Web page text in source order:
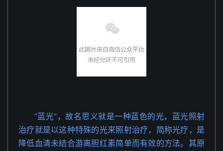
“蓝光”，故名思义就是一种蓝色的光，蓝光照射
治疗就是以这种特殊的光来照射治疗，简称光疗，是
降低血清未结合游离胆红素简单而有效的方法。其原